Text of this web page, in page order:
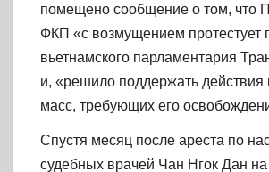
помещено сообщение о том, что
ФКП «с возмущением протестует
вьетнамского парламентария
и, «решило поддержать
масс, требующих его
Спустя месяц после ареста по
судебных врачей Чан Нгок Дан на